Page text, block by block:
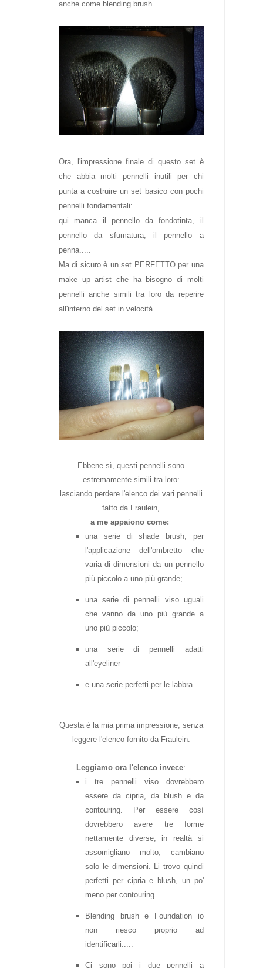
anche come blending brush......
Ora, l'impressione finale di questo set è
che abbia molti pennelli inutili per chi
punta a costruire un set basico con pochi
pennelli fondamentali:
qui manca il pennello da fondotinta, il
pennello da sfumatura, il pennello a
penna.....
Ma di sicuro è un set PERFETTO per una
make up artist che ha bisogno di molti
pennelli anche simili tra loro da reperire
all'interno del set in velocità.
Ebbene sì, questi pennelli sono
estremamente simili tra loro:
lasciando perdere l'elenco dei vari pennelli
fatto da Fraulein,
a me appaiono come:
una serie di shade brush, per
l'applicazione dell'ombretto che
varia di dimensioni da un pennello
più piccolo a uno più grande;
una serie di pennelli viso uguali
che vanno da uno più grande a
uno più piccolo;
una serie di pennelli adatti
all'eyeliner
e una serie perfetti per le labbra.
Questa è la mia prima impressione, senza
leggere l'elenco fornito da Fraulein.
Leggiamo ora l'elenco invece:
i tre pennelli viso dovrebbero
essere da cipria, da blush e da
contouring. Per essere così
dovrebbero avere tre forme
nettamente diverse, in realtà si
assomigliano molto, cambiano
solo le dimensioni. Li trovo quindi
perfetti per cipria e blush, un po'
meno per contouring.
Blending brush e Foundation io
non riesco proprio ad
identificarli.....
Ci sono poi i due pennelli a